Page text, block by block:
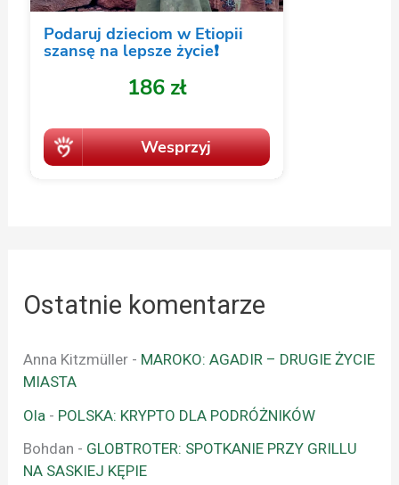
Ostatnie komentarze
Anna Kitzmüller - MAROKO: AGADIR – DRUGIE ŻYCIE
MIASTA
Ola - POLSKA: KRYPTO DLA PODRÓŻNIKÓW
Bohdan - GLOBTROTER: SPOTKANIE PRZY GRILLU
NA SASKIEJ KĘPIE